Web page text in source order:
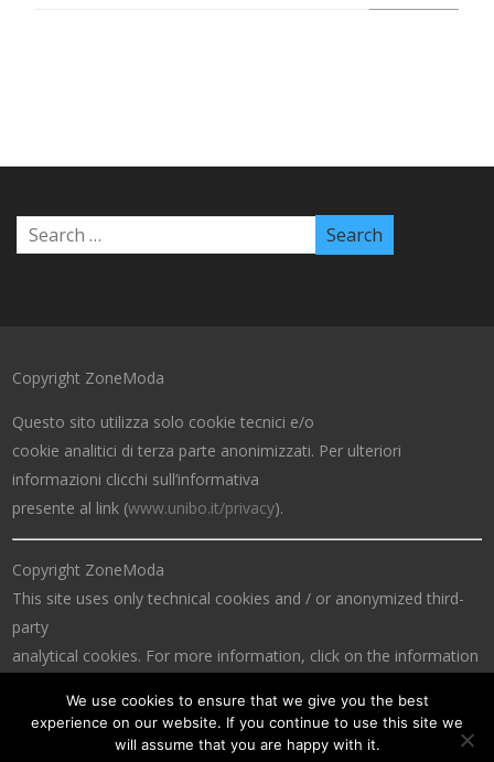
Copyright ZoneModa
Questo sito utilizza solo cookie tecnici e/o
cookie analitici di terza parte anonimizzati. Per ulteriori
informazioni clicchi sull’informativa
presente al link (www.unibo.it/privacy).
Copyright ZoneModa
This site uses only technical cookies and / or anonymized third-
party
analytical cookies. For more information, click on the information
We use cookies to ensure that we give you the best
experience on our website. If you continue to use this site we
will assume that you are happy with it.